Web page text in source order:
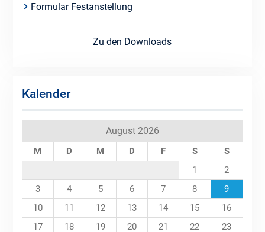
Formular Festanstellung
Zu den Downloads
Kalender
August 2026
M D M D F S
S
1
2
3
4 5 6 7 8
9
10
11 12 13 14 15
16
17
18 19 20 21 22
23